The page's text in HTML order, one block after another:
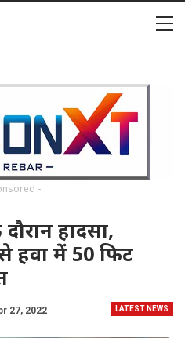
-
हादसा,
हवा में 50 फिट
LATEST NEWS
27, 2022